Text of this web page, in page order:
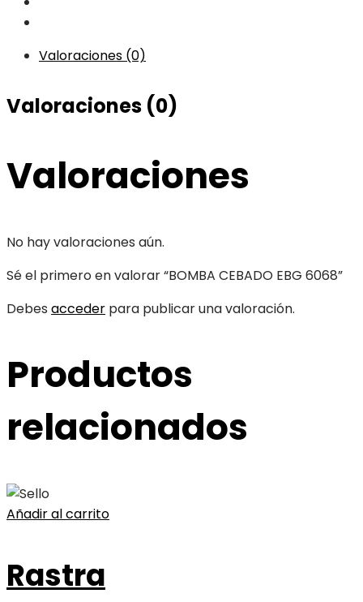
Valoraciones (0)
Valoraciones (0)
Valoraciones
No hay valoraciones aún.
Sé el primero en valorar “BOMBA CEBADO EBG 6068”
Debes acceder para publicar una valoración.
Productos
relacionados
Añadir al carrito
Rastra